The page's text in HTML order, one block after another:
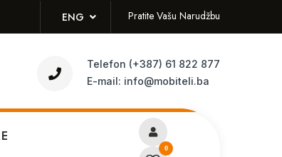
ENG Pratite Vašu Narudžbu
Telefon (+387) 61 822 877
E-mail: info@mobiteli.ba
0